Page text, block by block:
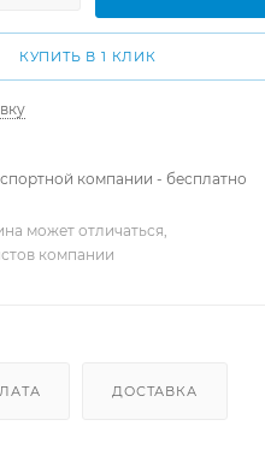
КУПИТЬ В 1 КЛИК
компании - бесплатно
может отличаться,
компании
ДОСТАВКА